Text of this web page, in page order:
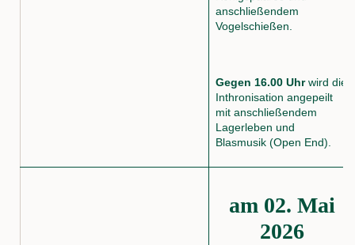
anschließendem
Vogelschießen.
Gegen 16.00 Uhrwird die
Inthronisation angepeilt
mit anschließendem
Lagerleben und
Blasmusik (Open End).
am 02. Mai
2026